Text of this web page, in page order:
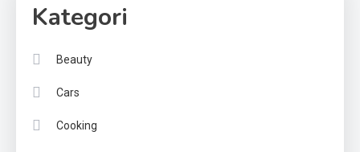
Kategori
Beauty
Cars
Cooking